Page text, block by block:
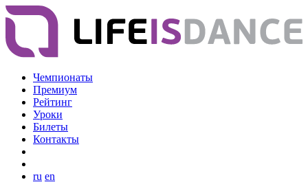
Чемпионаты
Премиум
Рейтинг
Уроки
Билеты
Контакты
ru en